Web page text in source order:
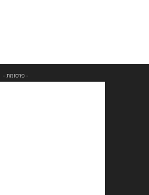
- פרסומת -